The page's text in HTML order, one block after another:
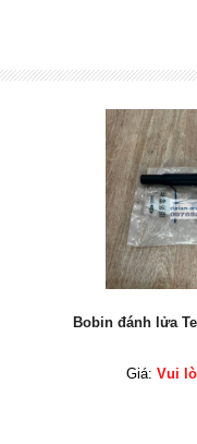
Bobin đánh lửa
Giá:Vui